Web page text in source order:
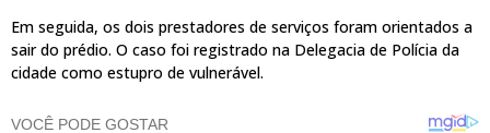
Em seguida, os dois prestadores de serviços foram orientados a
sair do prédio. O caso foi registrado na Delegacia de Polícia da
cidade como estupro de vulnerável.